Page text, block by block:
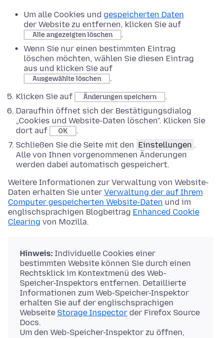
Um alle Cookies und gespeicherten Daten
der Website zu entfernen, klicken Sie auf
Alle angezeigten löschen
.
Wenn Sie nur einen bestimmten Eintrag
löschen möchten, wählen Sie diesen Eintrag
aus und klicken Sie auf
Ausgewählte löschen
.
Klicken Sie auf
Änderungen speichern
.
Daraufhin öffnet sich der Bestätigungsdialog
„Cookies und Website-Daten löschen". Klicken Sie
dort auf
OK
.
Schließen Sie die Seite mit den Einstellungen .
Alle von Ihnen vorgenommenen Änderungen
werden dabei automatisch gespeichert.
Weitere Informationen zur Verwaltung von Website-
Daten erhalten Sie unter Verwaltung der auf Ihrem
Computer gespeicherten Website-Daten und im
englischsprachigen Blogbeitrag Enhanced Cookie
Clearing von Mozilla.
Hinweis: Individuelle Cookies einer
bestimmten Website können Sie durch einen
Rechtsklick im Kontextmenü des Web-
Speicher-Inspektors entfernen. Detaillierte
Informationen zum Web-Speicher-Inspektor
erhalten Sie auf der englischsprachigen
Webseite Storage Inspector der Firefox Source
Docs.
Um den Web-Speicher-Inspektor zu öffnen,